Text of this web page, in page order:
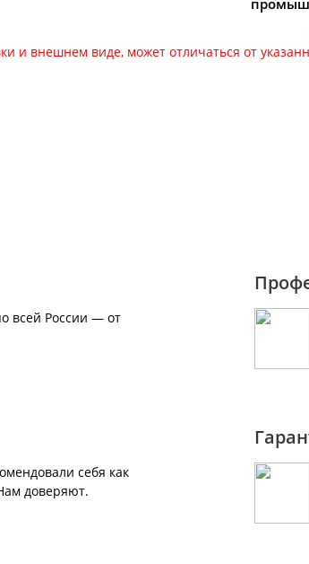
и внешнем виде, может отличаться от
всей России — от
себя как
доверяют.